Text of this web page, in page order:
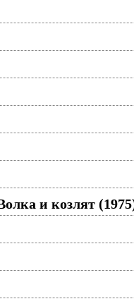
и козлят